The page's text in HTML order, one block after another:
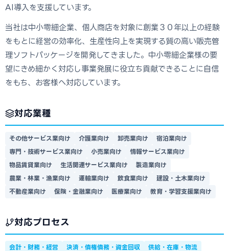
AI導入を支援しています。
当社は中小零細企業、個人商店を対象に創業３０年以上の経験
をもとに経営の効率化、生産性向上を実現する質の高い販売管
理ソフトパッケージを開発してきました。中小零細企業様の要
望にきめ細かく対応し事業発展に役立ち貢献できることに自信
をもち、お客様へ対応しています。
対応業種
その他サービス業向け 介護業向け 卸売業向け
宿泊業向け
専門・技術サービス業向け
小売業向け
情報サービス業向け
物品賃貸業向け
生活関連サービス業向け
製造業向け
農業・林業・漁業向け
運輸業向け 飲食業向け
建設・土木業向け
不動産業向け
保険・金融業向け 医療業向け 教育・学習支援業向け
対応プロセス
会計・財務・経営 決済・債権債務・資金回収
供給・在庫・物流